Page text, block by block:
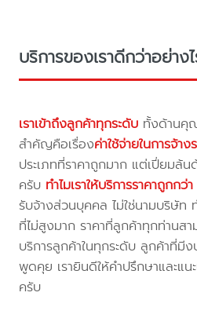
บริการของเราดีกว่าอย่าง
เราเข้าถึงลูกค้าทุกระดับ ทั้งด้านคุ
สำคัญคือเรื่องค่าใช้จ่ายในการจ้า
ประเภทที่ราคาถูกมาก แต่เปี่ยมล้
ครับ ทำไมเราให้บริการราคาถูกกว่า
รับจ้างส่วนบุคคล ไม่ใช่นามบริษัท
ที่ไม่สูงมาก ราคาที่ลูกค้าทุกท่านสา
บริการลูกค้าในทุกระดับ ลูกค้าที่มี
พูดคุย เรายินดีให้คำปรึกษาและแ
ครับ